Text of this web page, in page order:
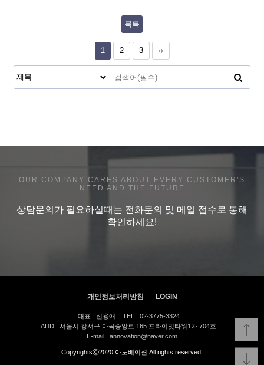
목록
1 2 3
OUR COMPANY CARES ABOUT EVERY CUSTOMER'S
NEED AND THE FUTURE
상담문의가 필요하실때는 전화문의 및 메일 접수로 통해
확인하세요!
개인정보처리방침 LOGIN
대표 : 신용애
TEL : 02-3775-3324
ADD : 서울시 강서구 마곡중앙로 165 프라이빗타워1차 704호
E-mail : annovation@naver.com
Copyrightsⓒ2020 아노베이션 All rights reserved.